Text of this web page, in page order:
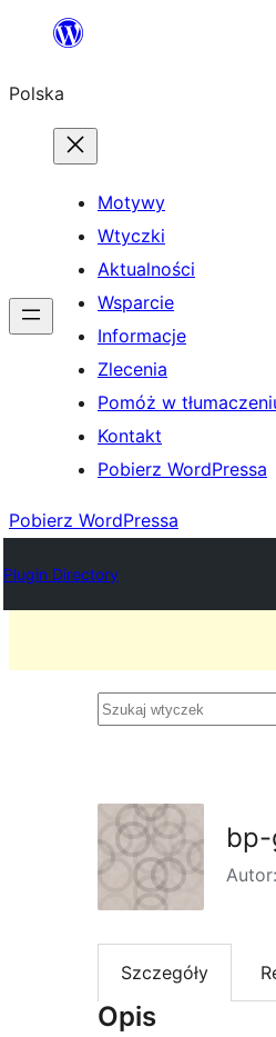
Przejdź
treści
Polska
Motywy
Wtyczki
Aktualności
Wsparcie
Informacje
Zlecenia
Pomóż w
Kontakt
Pobierz WordPressa
Pobierz WordPressa
Plugin Directory
Szukaj
Autor:
Szczegóły
Opis